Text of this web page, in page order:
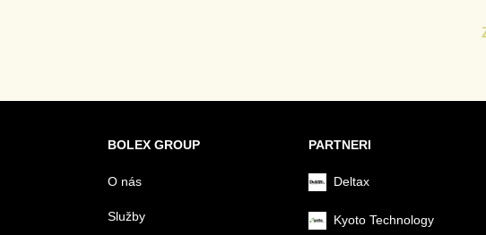
BOLEX GROUP
O nás
Služby
PARTNERI
Deltax
Kyoto Technology